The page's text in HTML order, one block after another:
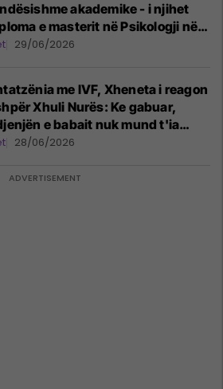
akademike - i njihet
e masterit në Psikologji në
29/06/2026
me IVF, Xheneta i reagon
Xhuli Nurës: Ke gabuar,
e babait nuk mund t'ia
kurrë
28/06/2026